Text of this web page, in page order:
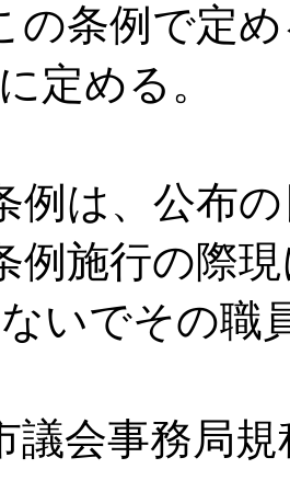
条例で定め
定める。
は、公布
施行の際
いでその職
会事務局規